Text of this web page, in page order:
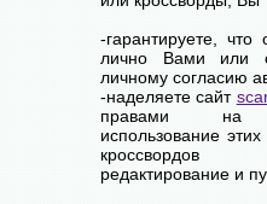
-гарантируете, что
лично Вами или
личному согласию
-наделяете сайт
правами на
использование
редактирование и